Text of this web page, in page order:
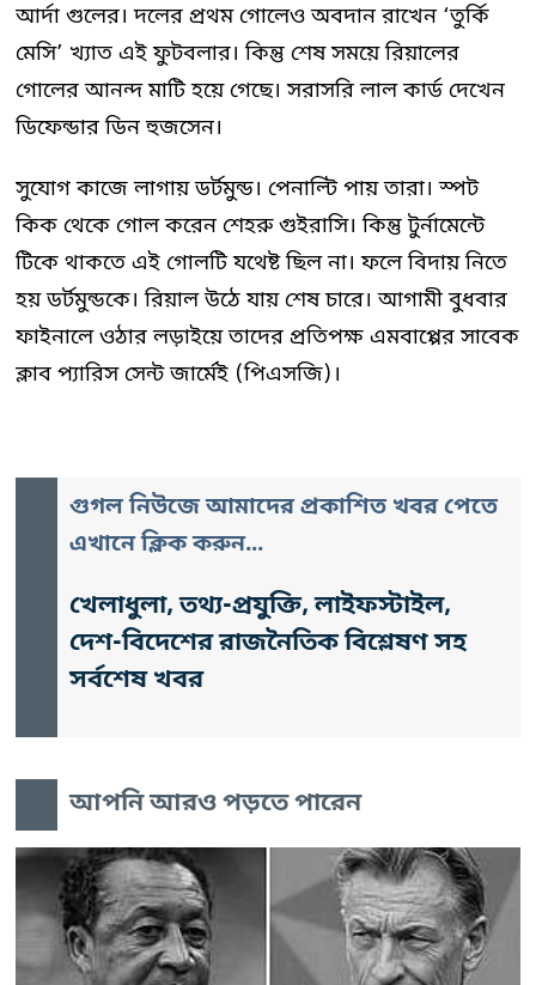
আর্দা গুলের। দলের প্রথম গোলেও অবদান রাখেন ‘তুর্কি
মেসি’ খ্যাত এই ফুটবলার। কিন্তু শেষ সময়ে রিয়ালের
গোলের আনন্দ মাটি হয়ে গেছে। সরাসরি লাল কার্ড দেখেন
ডিফেন্ডার ডিন হুজসেন।
সুযোগ কাজে লাগায় ডর্টমুন্ড। পেনাল্টি পায় তারা। স্পট
কিক থেকে গোল করেন শেহরু গুইরাসি। কিন্তু টুর্নামেন্টে
টিকে থাকতে এই গোলটি যথেষ্ট ছিল না। ফলে বিদায় নিতে
হয় ডর্টমুন্ডকে। রিয়াল উঠে যায় শেষ চারে। আগামী বুধবার
ফাইনালে ওঠার লড়াইয়ে তাদের প্রতিপক্ষ এমবাপ্পের সাবেক
ক্লাব প্যারিস সেন্ট জার্মেই (পিএসজি)।
গুগল নিউজে আমাদের প্রকাশিত খবর পেতে
এখানে ক্লিক করুন...
খেলাধুলা, তথ্য-প্রযুক্তি, লাইফস্টাইল,
দেশ-বিদেশের রাজনৈতিক বিশ্লেষণ সহ
সর্বশেষ খবর
আপনি আরও পড়তে পারেন